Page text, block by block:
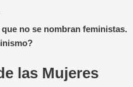
no se nombran feministas.
las Mujeres